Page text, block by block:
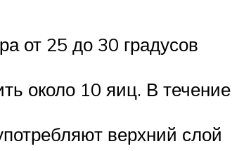
от 25 до 30 градусов
около 10 яиц. В течение
верхний слой